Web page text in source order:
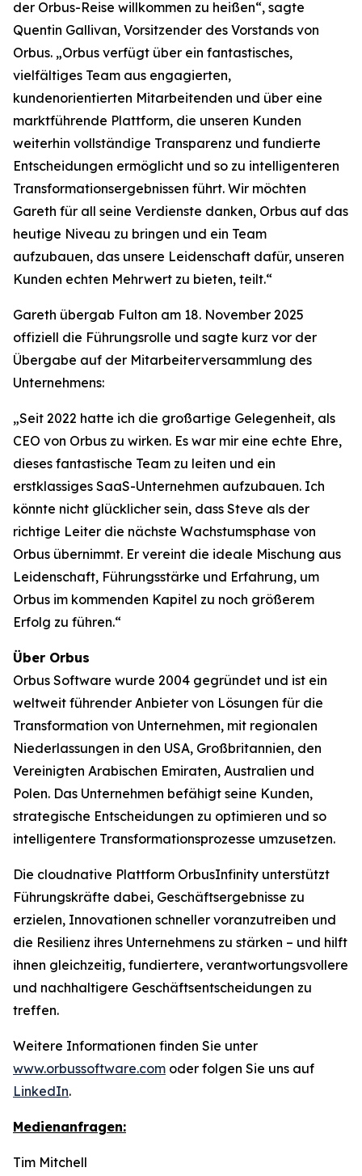
der Orbus-Reise willkommen zu heißen“, sagte
Quentin Gallivan, Vorsitzender des Vorstands von
Orbus. „Orbus verfügt über ein fantastisches,
vielfältiges Team aus engagierten,
kundenorientierten Mitarbeitenden und über eine
marktführende Plattform, die unseren Kunden
weiterhin vollständige Transparenz und fundierte
Entscheidungen ermöglicht und so zu intelligenteren
Transformationsergebnissen führt. Wir möchten
Gareth für all seine Verdienste danken, Orbus auf das
heutige Niveau zu bringen und ein Team
aufzubauen, das unsere Leidenschaft dafür, unseren
Kunden echten Mehrwert zu bieten, teilt.“
Gareth übergab Fulton am 18. November 2025
offiziell die Führungsrolle und sagte kurz vor der
Übergabe auf der Mitarbeiterversammlung des
Unternehmens:
„Seit 2022 hatte ich die großartige Gelegenheit, als
CEO von Orbus zu wirken. Es war mir eine echte Ehre,
dieses fantastische Team zu leiten und ein
erstklassiges SaaS-Unternehmen aufzubauen. Ich
könnte nicht glücklicher sein, dass Steve als der
richtige Leiter die nächste Wachstumsphase von
Orbus übernimmt. Er vereint die ideale Mischung aus
Leidenschaft, Führungsstärke und Erfahrung, um
Orbus im kommenden Kapitel zu noch größerem
Erfolg zu führen.“
Über Orbus
Orbus Software wurde 2004 gegründet und ist ein
weltweit führender Anbieter von Lösungen für die
Transformation von Unternehmen, mit regionalen
Niederlassungen in den USA, Großbritannien, den
Vereinigten Arabischen Emiraten, Australien und
Polen. Das Unternehmen befähigt seine Kunden,
strategische Entscheidungen zu optimieren und so
intelligentere Transformationsprozesse umzusetzen.
Die cloudnative Plattform OrbusInfinity unterstützt
Führungskräfte dabei, Geschäftsergebnisse zu
erzielen, Innovationen schneller voranzutreiben und
die Resilienz ihres Unternehmens zu stärken – und hilft
ihnen gleichzeitig, fundiertere, verantwortungsvollere
und nachhaltigere Geschäftsentscheidungen zu
treffen.
Weitere Informationen finden Sie unter
www.orbussoftware.com oder folgen Sie uns auf
LinkedIn.
Medienanfragen:
Tim Mitchell